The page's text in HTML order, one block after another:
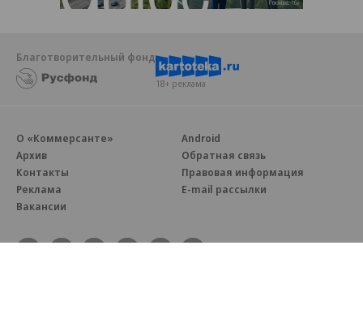
Благотворительный фонд
18+ реклама
О «Коммерсанте»
Архив
Контакты
Реклама
Вакансии
Android
Обратная связь
Правовая информация
E-mail рассылки
18+